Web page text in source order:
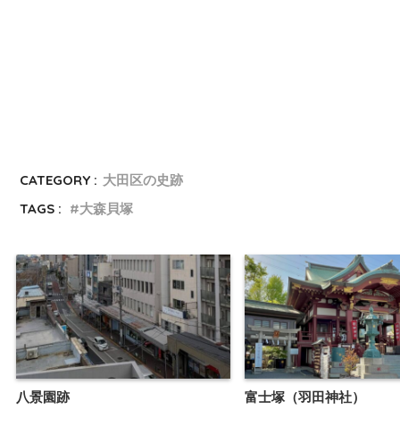
CATEGORY : 大田区の史跡
TAGS :
大森貝塚
八景園跡 富士塚（羽田神社）